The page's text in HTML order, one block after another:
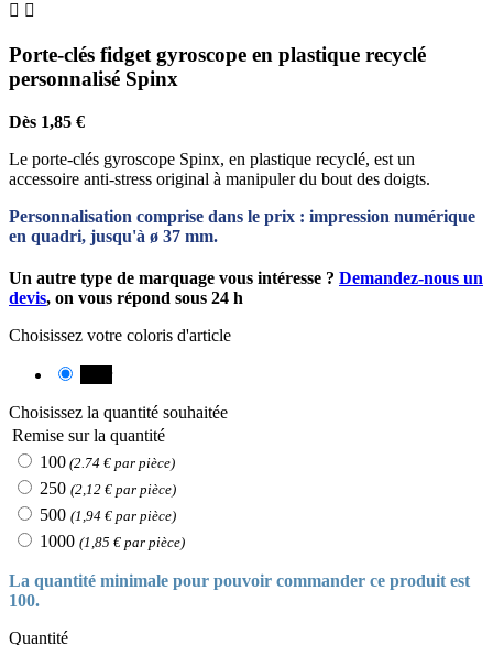
 
Porte-clés fidget gyroscope en plastique recyclé
personnalisé Spinx
Dès 1,85 €
Le porte-clés gyroscope Spinx, en plastique recyclé, est un
accessoire anti-stress original à manipuler du bout des doigts.
Personnalisation comprise dans le prix : impression numérique
en quadri, jusqu'à ø 37 mm.
Un autre type de marquage vous intéresse ? Demandez-nous un
devis, on vous répond sous 24 h
Choisissez votre coloris d'article
Choisissez la quantité souhaitée
Remise sur la quantité
100 (2.74 € par pièce)
250 (2,12 € par pièce)
500 (1,94 € par pièce)
1000 (1,85 € par pièce)
La quantité minimale pour pouvoir commander ce produit est
100.
Quantité